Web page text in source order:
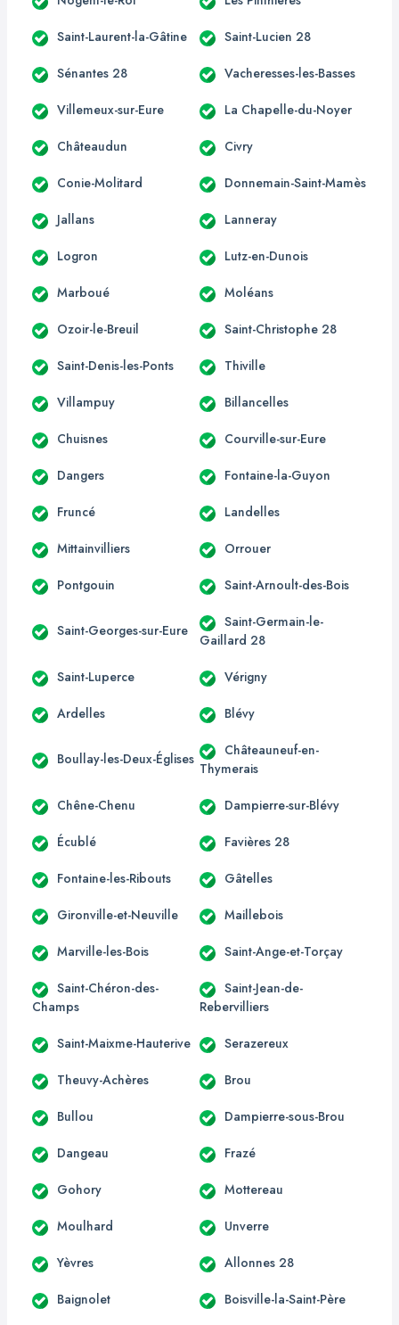
Saint-Laurent-la-Gâtine Saint-Lucien 28
Sénantes 28 Vacheresses-les-Basses
Villemeux-sur-Eure La Chapelle-du-Noyer
Châteaudun Civry
Conie-Molitard Donnemain-Saint-Mamès
Jallans Lanneray
Logron Lutz-en-Dunois
Marboué Moléans
Ozoir-le-Breuil Saint-Christophe 28
Saint-Denis-les-Ponts Thiville
Villampuy Billancelles
Chuisnes Courville-sur-Eure
Dangers Fontaine-la-Guyon
Fruncé Landelles
Mittainvilliers Orrouer
Pontgouin Saint-Arnoult-des-Bois
Saint-Georges-sur-Eure
Saint-Germain-le-
Gaillard 28
Saint-Luperce Vérigny
Ardelles Blévy
Boullay-les-Deux-Églises
Châteauneuf-en-
Thymerais
Chêne-Chenu Dampierre-sur-Blévy
Écublé Favières 28
Fontaine-les-Ribouts Gâtelles
Gironville-et-Neuville Maillebois
Marville-les-Bois Saint-Ange-et-Torçay
Saint-Chéron-des-
Champs
Saint-Jean-de-
Rebervilliers
Saint-Maixme-Hauterive Serazereux
Theuvy-Achères Brou
Bullou Dampierre-sous-Brou
Dangeau Frazé
Gohory Mottereau
Moulhard Unverre
Yèvres Allonnes 28
Baignolet Boisville-la-Saint-Père